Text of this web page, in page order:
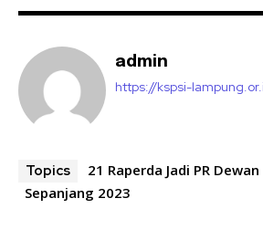
admin
https://kspsi-
Topics
21 Raperda Jadi PR Dewan
Sepanjang 2023